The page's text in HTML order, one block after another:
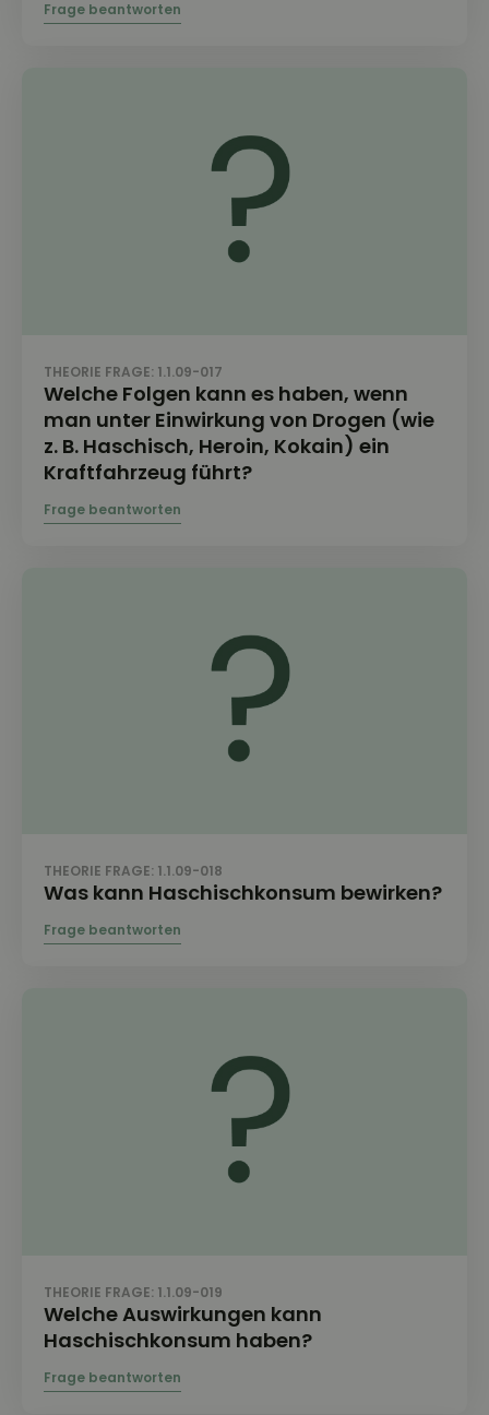
THEORIE FRAGE: 1.1.09-017
Welche Folgen kann es haben, wenn
man unter Einwirkung von Drogen (wie
z. B. Haschisch, Heroin, Kokain) ein
Kraftfahrzeug führt?
THEORIE FRAGE: 1.1.09-018
Was kann Haschischkonsum bewirken?
THEORIE FRAGE: 1.1.09-019
Welche Auswirkungen kann
Haschischkonsum haben?